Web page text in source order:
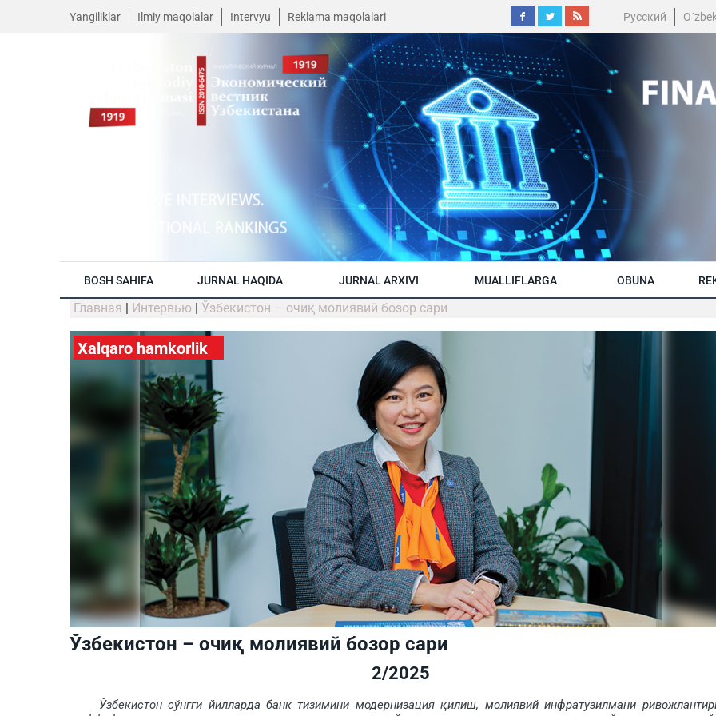
Yangiliklar Ilmiy maqolalar Intervyu Reklama maqolalari Русский
BOSH SAHIFA JURNAL HAQIDA JURNAL ARXIVI MUALLIFLARGA OBUNA
Главная | Интервью | Ўзбекистон – очиқ молиявий бозор сари
Xalqaro hamkorlik
Ўзбекистон – очиқ молиявий бозор сари
2/2025
Ўзбекистон сўнгги йилларда банк тизимини модернизация қилиш, молиявий инфратузилмани